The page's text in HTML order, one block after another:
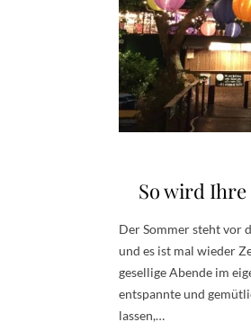
So wird
Der Sommer steht vor
und es ist mal wieder
gesellige Abende im
entspannte und
lassen,…